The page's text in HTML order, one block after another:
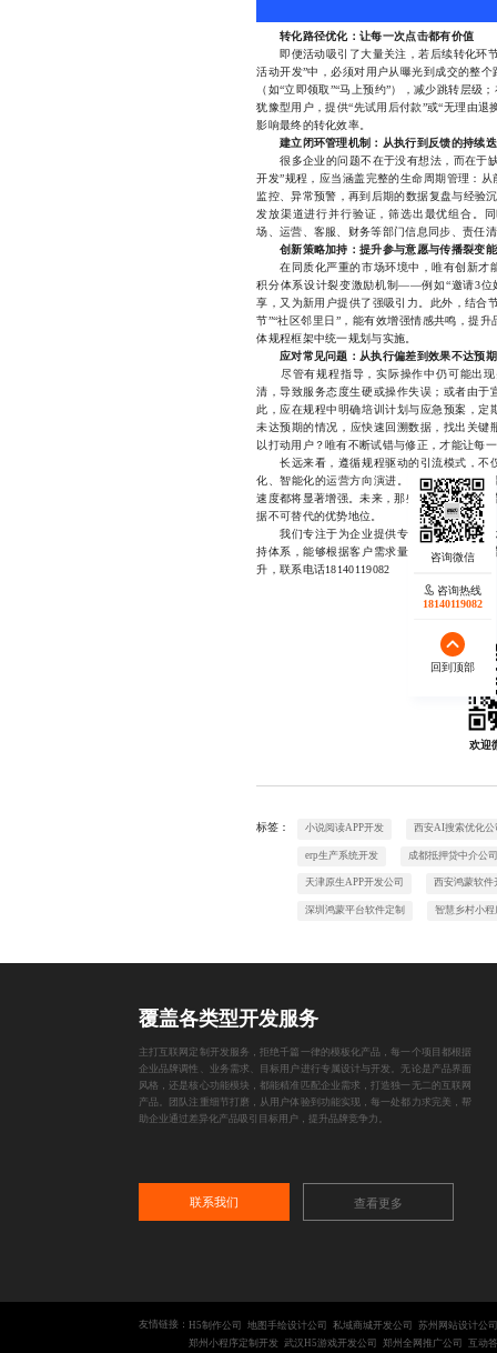
转化路径优化：让每一次点击都有价值
即便活动吸引了大量关注，若后续转化环节
活动开发”中，必须对用户从曝光到成交的整
（如“立即领取”“马上预约”），减少跳转层级
犹豫型用户，提供“先试用后付款”或“无理由
影响最终的转化效率。
建立闭环管理机制：从执行到反馈的持续
很多企业的问题不在于没有想法，而在于缺
开发”规程，应当涵盖完整的生命周期管理：
监控、异常预警，再到后期的数据复盘与经验
发放渠道进行并行验证，筛选出最优组合。
场、运营、客服、财务等部门信息同步、责任
创新策略加持：提升参与意愿与传播裂变
在同质化严重的市场环境中，唯有创新才
积分体系设计裂变激励机制——例如“邀请3位
享，又为新用户提供了强吸引力。此外，结合
节”“社区邻里日”，能有效增强情感共鸣，提
体规程框架中统一规划与实施。
应对常见问题：从执行偏差到效果不达预期
尽管有规程指导，实际操作中仍可能出现
清，导致服务态度生硬或操作失误；或者由
此，应在规程中明确培训计划与应急预案，
未达预期的情况，应快速回溯数据，找出关
以打动用户？唯有不断试错与修正，才能让每
长远来看，遵循规程驱动的引流模式，不
化、智能化的运营方向演进。当每一次活动
速度都将显著增强。未来，那些善于将“门店
据不可替代的优势地位。
我们专注于为企业提供专业的门店引流活
持体系，能够根据客户需求量身
定制高效的引
升，联系电话18140119082
欢迎
标签： 小说阅读APP开发 西安AI搜索优化公
erp生产系统开发 成都抵押贷中介公司
天津原生APP开发公司 西安鸿蒙软件
深圳鸿蒙平台软件定制 智慧乡村小程
咨询热线
18140119082
回到顶部
覆盖各类型开发服务
主打互联网定制开发服务，拒绝千篇一律的模板化产品，每一个项目都根据
企业品牌调性、业务需求、目标用户进行专属设计与开发。无论是产品界面
风格，还是核心功能模块，都能精准匹配企业需求，打造独一无二的互联网
产品。团队注重细节打磨，从用户体验到功能实现，每一处都力求完美，帮
助企业通过差异化产品吸引目标用户，提升品牌竞争力。
联系我们 查看更多
友情链接： H5制作公司 地图手绘设计公司 私域商城开发公司
苏州网站设计公司
郑州小程序定制开发 武汉H5游戏开发公司 郑州全网推广公司 互动